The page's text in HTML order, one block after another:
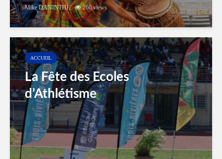
Mike DANINTHE 260 views
ACCUEIL
La Fête des Ecoles
d’Athlétisme